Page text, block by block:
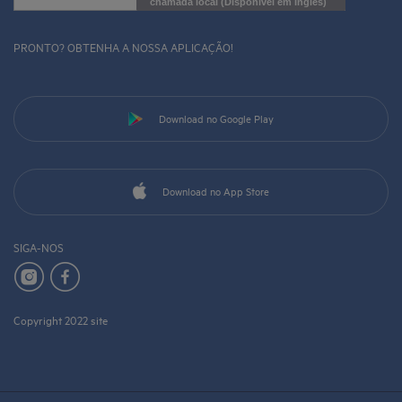
PRONTO? OBTENHA A NOSSA APLICAÇÃO!
Download no Google Play
Download no App Store
SIGA-NOS
Copyright 2022 site